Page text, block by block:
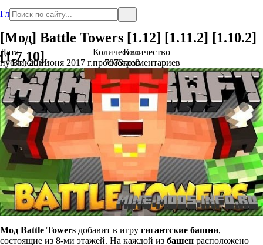
Главная
[Мод] Battle Towers [1.12] [1.11.2] [1.10.2]
[1.7.10]
Дата
публикации
Вт., 20 Июня 2017 г.
Количество
просмотров
7073
Количество
комментариев
0
Мод Battle Towers добавит в игру гигантские башни,
состоящие из 8-ми этажей. На каждой из башен расположено